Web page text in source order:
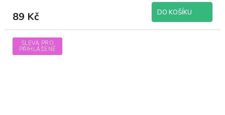
89 Kč DO KOŠÍKU
SLEVA PRO
PŘIHLÁŠENÉ